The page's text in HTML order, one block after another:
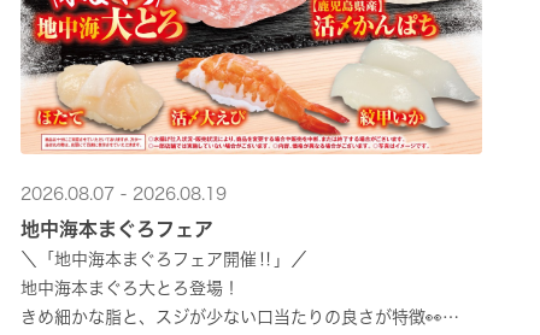
2026.08.07 - 2026.08.19
地中海本まぐろフェア
＼「地中海本まぐろフェア開催‼」／
地中海本まぐろ大とろ登場！
きめ細かな脂と、スジが少ない口当たりの良さが特徴👀